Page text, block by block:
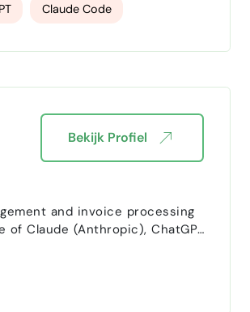
Claude Code
and invoice processing
of Claude (Anthropic), ChatGPT
Bekijk Profiel